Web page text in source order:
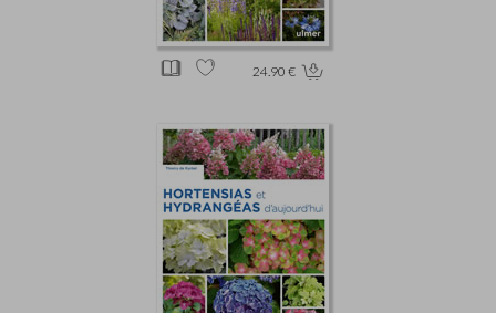
24.90 €